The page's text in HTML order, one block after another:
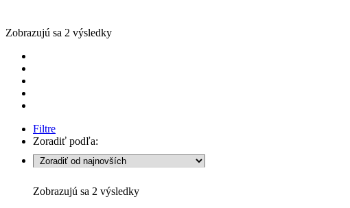
Zobrazujú sa 2 výsledkySorted
Filtre
Zoradiť podľa:
Zobrazujú sa 2 výsledkySorted